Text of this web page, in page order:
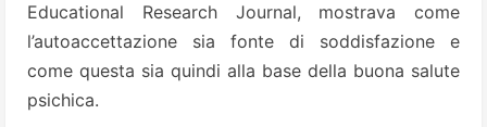
Educational Research Journal, mostrava come
l’autoaccettazione sia fonte di soddisfazione e
come questa sia quindi alla base della buona salute
psichica.